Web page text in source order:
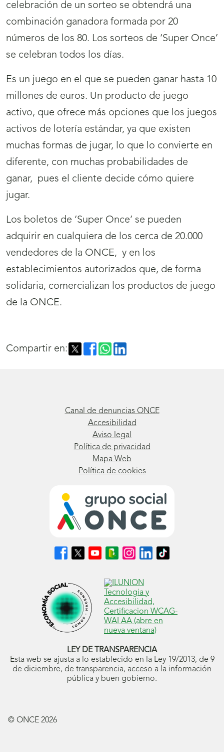
celebración de un sorteo se obtendrá una
combinación ganadora formada por 20
números de los 80. Los sorteos de ‘Super Once’
se celebran todos los días.
Es un juego en el que se pueden ganar hasta 10
millones de euros. Un producto de juego
activo, que ofrece más opciones que los juegos
activos de lotería estándar, ya que existen
muchas formas de jugar, lo que lo convierte en
diferente, con muchas probabilidades de
ganar, pues el cliente decide cómo quiere
jugar.
Los boletos de ‘Super Once’ se pueden
adquirir en cualquiera de los cerca de 20.000
vendedores de la ONCE, y en los
establecimientos autorizados que, de forma
solidaria, comercializan los productos de juego
de la ONCE.
Compartir en:
Canal de denuncias ONCE
Accesibilidad
Aviso legal
Política de privacidad
Mapa Web
Política de cookies
Síguenos
en
abrirá
en
ventana
nueva)
Síguenos
en
abrirá
en
ventana
nueva)
Síguenos
en
abrirá
en
ventana
nueva)
Síguenos
en
Blog
ONCE
(se
abrirá
en
ventana
nueva)
Síguenos
en
(se
abrirá
en
ventana
nueva)
Síguenos
en
(se
abrirá
en
ventana
nueva)
Síguenos
en
ventana
nueva)
LEY DE TRANSPARENCIA
Esta web se ajusta a lo establecido en la Ley 19/2013, de 9
de diciembre, de transparencia, acceso a la información
pública y buen gobierno.
© ONCE 2026